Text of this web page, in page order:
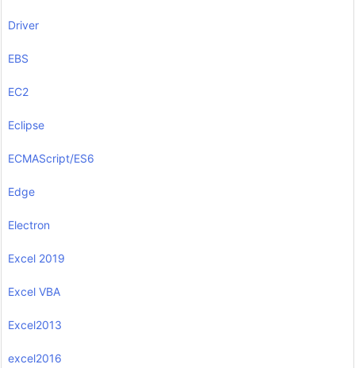
Driver
EBS
EC2
Eclipse
ECMAScript/ES6
Edge
Electron
Excel 2019
Excel VBA
Excel2013
excel2016